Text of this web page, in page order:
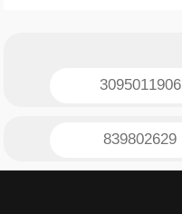
3095011906
839802629